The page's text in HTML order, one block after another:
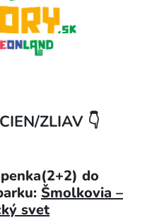
ZLIAV 👇
do
Šmolkovia –
svet